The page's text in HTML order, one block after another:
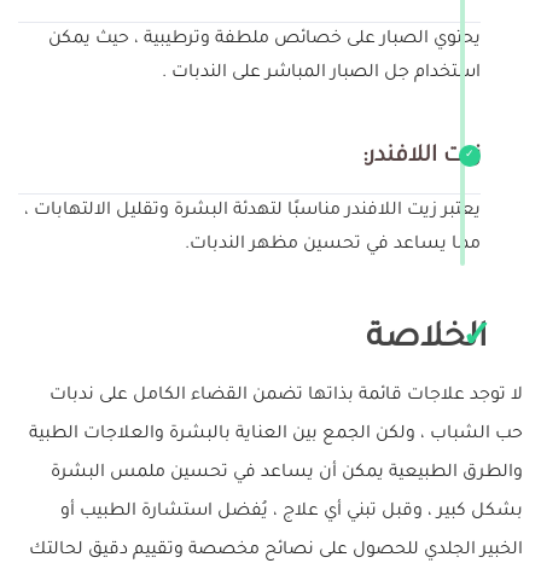
يحتوي الصبار على خصائص ملطفة وترطيبية ، حيث يمكن
استخدام جل الصبار المباشر على الندبات .
زيت اللافندر:
يعتبر زيت اللافندر مناسبًا لتهدئة البشرة وتقليل الالتهابات ،
مما يساعد في تحسين مظهر الندبات.
الخلاصة
لا توجد علاجات قائمة بذاتها تضمن القضاء الكامل على ندبات
حب الشباب ، ولكن الجمع بين العناية بالبشرة والعلاجات الطبية
والطرق الطبيعية يمكن أن يساعد في تحسين ملمس البشرة
بشكل كبير ، وقبل تبني أي علاج ، يُفضل استشارة الطبيب أو
الخبير الجلدي للحصول على نصائح مخصصة وتقييم دقيق لحالتك